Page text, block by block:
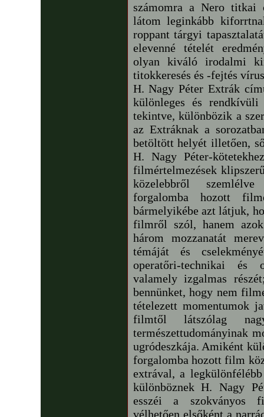
számomra a Nero titkai
látom leginkább
roppant tárgyi
elevenné tételét
olyan kiváló irodalmi
titokkeresés és -fejtés
H. Nagy Péter Extrák
különleges és
tekintve, különbözik a
az Extráknak a
betöltött helyét illetően,
H. Nagy Péter-
filmértelmezések
közelebbről
forgalomba hozott
bármelyikébe azt látjuk,
filmről szól, hanem
három mozzanatát
témáját és
operatőri-technikai és
valamely izgalmas
bennünket, hogy nem
tételezett momentumok
filmtől látszólag
természettudományinak
ugródeszkája. Amiként
forgalomba hozott film
extrával, a
különböznek H. Nagy
esszéi a szokványos
vélhetően elsőként a